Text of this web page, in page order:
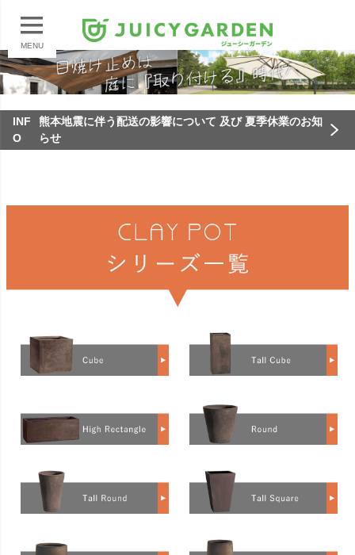
MENU
INF
O
熊本地震に伴う配送の影響について 及び 夏季休業のお知
らせ